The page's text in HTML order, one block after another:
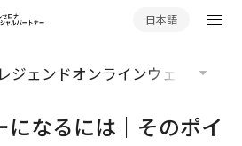
日本語
ジェンドオンラインウェビナー
になるには｜そのポイ